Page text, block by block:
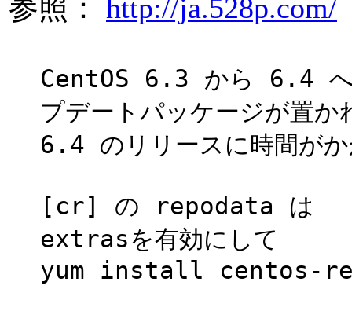
参照： http://ja.528p.com/
CentOS 6.3 から 6.4
プデートパッケージが置か
6.4 のリリースに時間が
[cr] の repodata は
extrasを有効にして
yum install centos-